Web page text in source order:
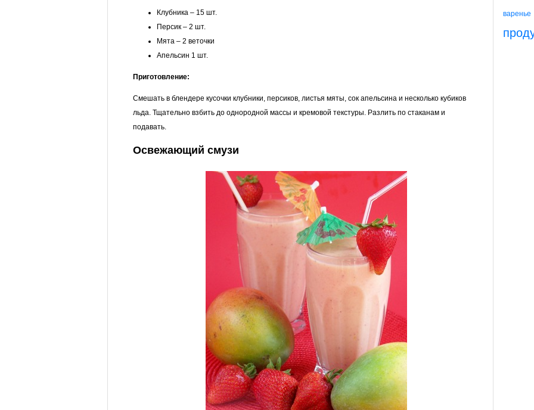
Клубника – 15 шт.
Персик – 2 шт.
Мята – 2 веточки
Апельсин 1 шт.
Приготовление:
Смешать в блендере кусочки клубники, персиков, листья мяты, сок апельсина и несколько кубиков
льда. Тщательно взбить до однородной массы и кремовой текстуры. Разлить по стаканам и
подавать.
Освежающий смузи
варенье